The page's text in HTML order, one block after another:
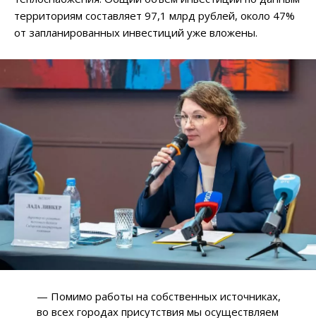
территориям составляет 97,1 млрд рублей, около 47%
от запланированных инвестиций уже вложены.
— Помимо работы на собственных источниках,
во всех городах присутствия мы осуществляем